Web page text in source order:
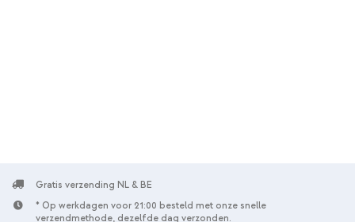
meter - Bolt Black
Gratis verzending NL & BE
* Op werkdagen voor 21:00 besteld met onze snelle
verzendmethode, dezelfde dag verzonden.